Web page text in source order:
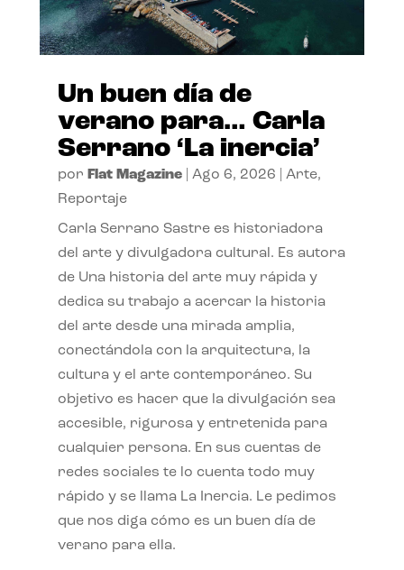
Un buen día de
verano para… Carla
Serrano ‘La inercia’
por Flat Magazine| Ago 6, 2026 Arte,
Reportaje
Carla Serrano Sastre es historiadora
del arte y divulgadora cultural. Es autora
de Una historia del arte muy rápida y
dedica su trabajo a acercar la historia
del arte desde una mirada amplia,
conectándola con la arquitectura, la
cultura y el arte contemporáneo. Su
objetivo es hacer que la divulgación sea
accesible, rigurosa y entretenida para
cualquier persona. En sus cuentas de
redes sociales te lo cuenta todo muy
rápido y se llama La Inercia. Le pedimos
que nos diga cómo es un buen día de
verano para ella.